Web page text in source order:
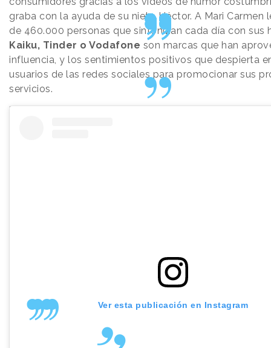
graba con la ayuda de su nieto Héctor. A Mari Carmen
de 460.000 personas que sintonizan cada día con sus
Kaiku, Tinder o Vodafone son marcas que han
influencia, y los sentimientos positivos que despierta
usuarios de las redes sociales para promocionar sus
servicios.
Ver esta publicación en Instagram